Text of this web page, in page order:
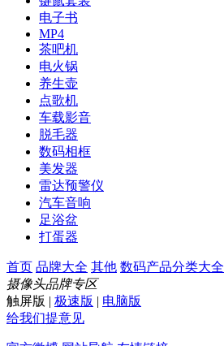
电子书
MP4
茶吧机
电火锅
养生壶
点歌机
车载影音
脱毛器
数码相框
美发器
雷达预警仪
汽车音响
足浴盆
打蛋器
首页 品牌大全 其他 数码产品分类大全
摄像头品牌专区
触屏版 | 极速版 | 电脑版
给我们提意见